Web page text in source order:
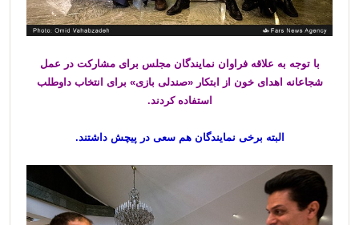
با توجه به علاقه فراوان نمایندگان مجلس برای مشارکت در عمل
شجاعانه اهدای خون از ابتکار «صندلی بازی» برای انتخاب داوطلب
استفاده کردند.
البته برخی نمایندگان هم سعی در پیچش داشتند.